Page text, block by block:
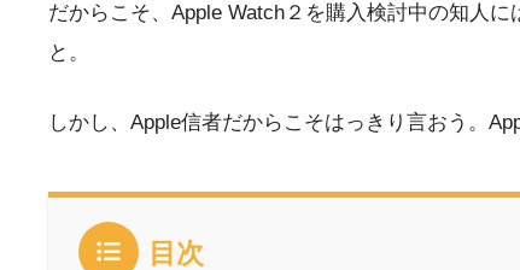
だからこそ、Apple Watch２を購入検討中の知人に
と。
しかし、Apple信者だからこそはっきり言おう。
目次